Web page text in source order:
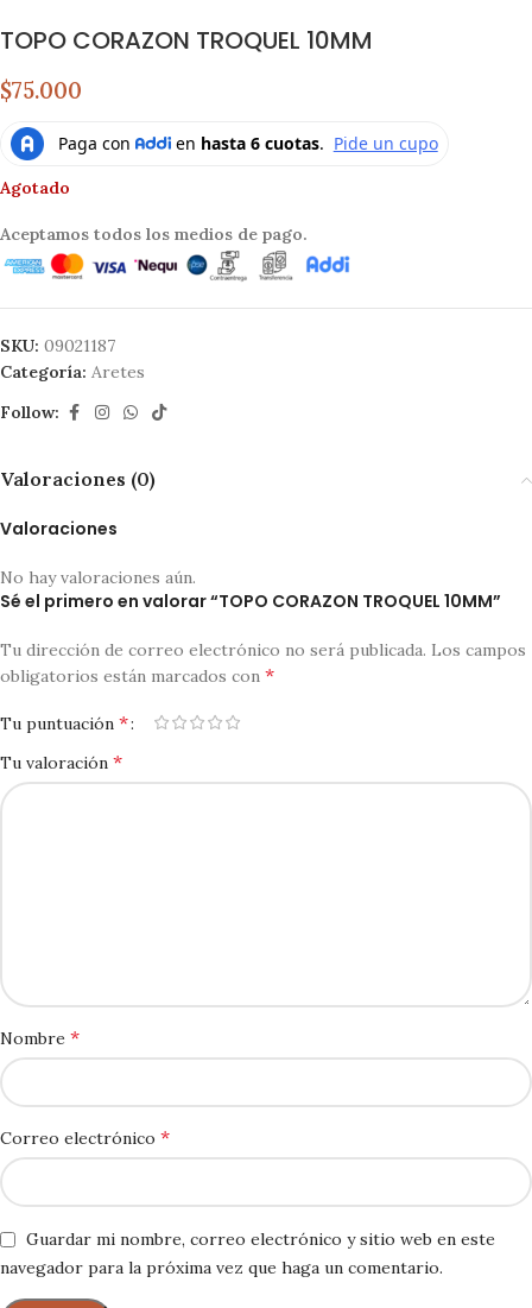
TOPO CORAZON TROQUEL 10MM
$75.000
Agotado
Aceptamos todos los medios de pago.
SKU: 09021187
Categoría: Aretes
Follow:
Valoraciones (0)
Valoraciones
No hay valoraciones aún.
Sé el primero en valorar “TOPO CORAZON TROQUEL 10MM”
Tu dirección de correo electrónico no será publicada. Los campos
obligatorios están marcados con *
Tu puntuación *
Tu valoración *
Nombre *
Correo electrónico *
Guardar mi nombre, correo electrónico y sitio web en este
navegador para la próxima vez que haga un comentario.